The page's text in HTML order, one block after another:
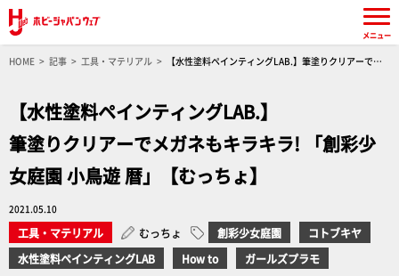
HOME 記事 工具・マテリアル
【水性塗料ペインティングLAB.】筆塗りクリアーでメ
【水性塗料ペインティングLAB.】
筆塗りクリアーでメガネもキラキラ! 「創彩少
女庭園 小鳥遊 暦」【むっちょ】
2021.05.10
工具・マテリアル むっちょ 創彩少女庭園
コトブキヤ
水性塗料ペインティングLAB
How to
ガールズプラモ
メニュー